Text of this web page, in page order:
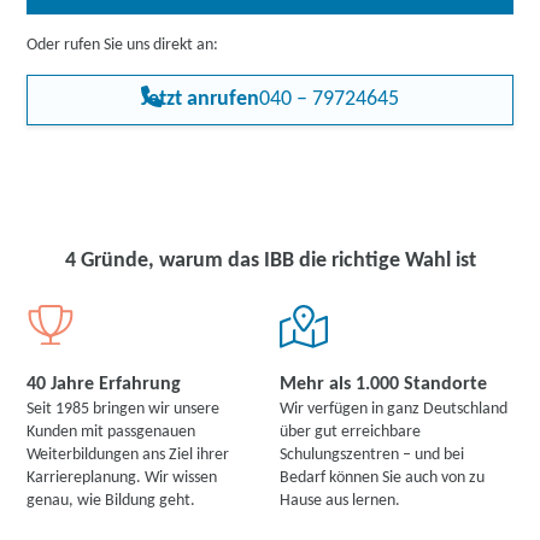
Oder rufen Sie uns direkt an:
Jetzt anrufen040 – 79724645
4 Gründe, warum das IBB die richtige Wahl ist
40 Jahre Erfahrung
Seit 1985 bringen wir unsere
Kunden mit passgenauen
Weiterbildungen ans Ziel ihrer
Karriereplanung. Wir wissen
genau, wie Bildung geht.
Mehr als 1.000 Standorte
Wir verfügen in ganz Deutschland
über gut erreichbare
Schulungszentren – und bei
Bedarf können Sie auch von zu
Hause aus lernen.